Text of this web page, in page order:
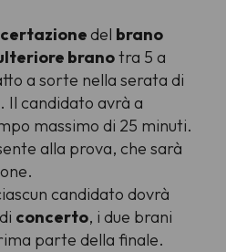
del brano
branotra 5 a
a sorte nella serata di
candidato avrà a
massimo di 25 minuti.
alla prova, che sarà
candidato dovrà
concerto, i due brani
parte della finale.